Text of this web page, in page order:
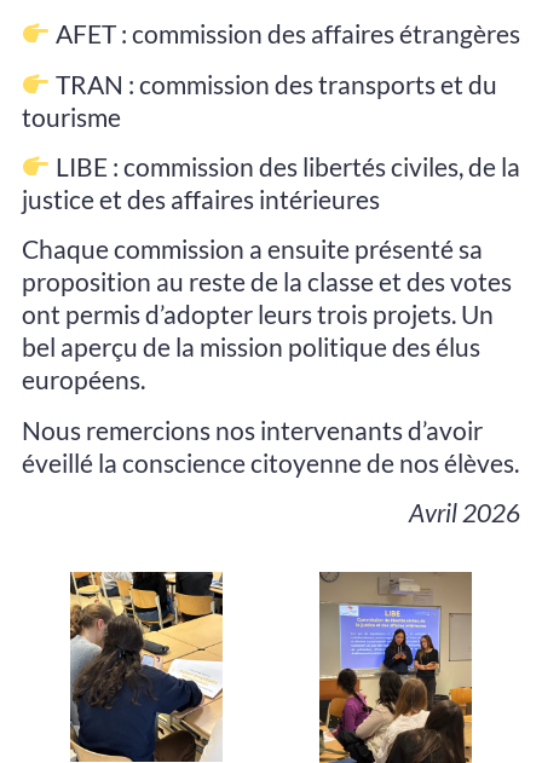
AFET : commission des affaires étrangères
TRAN : commission des transports et du
tourisme
LIBE : commission des libertés civiles, de la
justice et des affaires intérieures
Chaque commission a ensuite présenté sa
proposition au reste de la classe et des votes
ont permis d’adopter leurs trois projets. Un
bel aperçu de la mission politique des élus
européens.
Nous remercions nos intervenants d’avoir
éveillé la conscience citoyenne de nos élèves.
Avril 2026